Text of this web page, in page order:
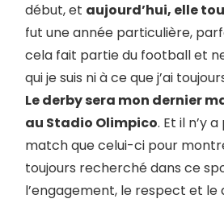
début, et aujourd’hui, elle
fut une année particulière,
cela fait partie du football et
qui je suis ni à ce que j’ai
Le derby sera mon dernier
au Stadio Olimpico. Et il n’y
match que celui-ci pour
toujours recherché dans ce
l’engagement, le respect et